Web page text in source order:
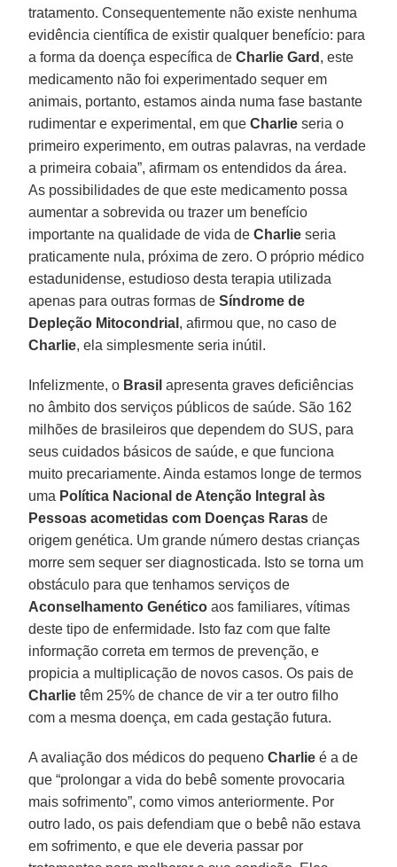
tratamento. Consequentemente não existe nenhuma
evidência científica de existir qualquer benefício: para
a forma da doença específica deCharlie Gard , este
medicamento não foi experimentado sequer em
animais, portanto, estamos ainda numa fase bastante
rudimentar e experimental, em queCharlie seria o
primeiro experimento, em outras palavras, na verdade
a primeira cobaia”, afirmam os entendidos da área.
As possibilidades de que este medicamento possa
aumentar a sobrevida ou trazer um benefício
importante na qualidade de vida deCharlie seria
praticamente nula, próxima de zero. O próprio médico
estadunidense, estudioso desta terapia utilizada
apenas para outras formas deSíndrome de
Depleção Mitocondrial , afirmou que, no caso de
Charlie, ela simplesmente seria inútil.
Infelizmente, o Brasil apresenta graves deficiências
no âmbito dos serviços públicos de saúde. São 162
milhões de brasileiros que dependem do SUS, para
seus cuidados básicos de saúde, e que funciona
muito precariamente. Ainda estamos longe de termos
uma Política Nacional de Atenção Integral às
Pessoas acometidas com Doenças Raras de
origem genética. Um grande número destas crianças
morre sem sequer ser diagnosticada. Isto se torna um
obstáculo para que tenhamos serviços de
Aconselhamento Genético aos familiares, vítimas
deste tipo de enfermidade. Isto faz com que falte
informação correta em termos de prevenção, e
propicia a multiplicação de novos casos. Os pais de
Charlie têm 25% de chance de vir a ter outro filho
com a mesma doença, em cada gestação futura.
A avaliação dos médicos do pequenoCharlie é a de
que “prolongar a vida do bebê somente provocaria
mais sofrimento”, como vimos anteriormente. Por
outro lado, os pais defendiam que o bebê não estava
em sofrimento, e que ele deveria passar por